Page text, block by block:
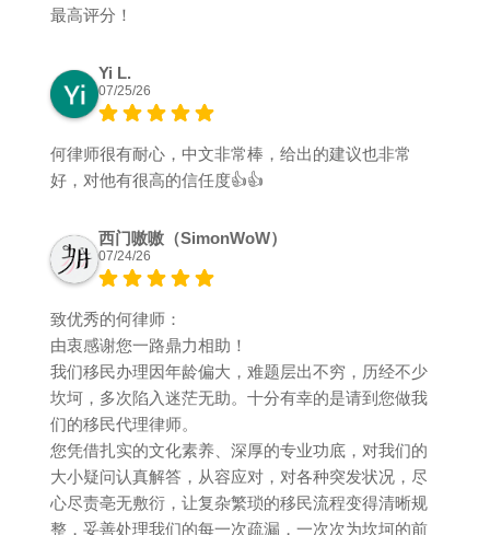
最高评分！
Yi L.
07/25/26
何律师很有耐心，中文非常棒，给出的建议也非常
好，对他有很高的信任度👍👍
西门嗷嗷（SimonWoW）
07/24/26
致优秀的何律师：
由衷感谢您一路鼎力相助！
我们移民办理因年龄偏大，难题层出不穷，历经不少
坎坷，多次陷入迷茫无助。十分有幸的是请到您做我
们的移民代理律师。
您凭借扎实的文化素养、深厚的专业功底，对我们的
大小疑问认真解答，从容应对，对各种突发状况，尽
心尽责亳无敷衍，让复杂繁琐的移民流程变得清晰规
整，妥善处理我们的每一次疏漏，一次次为坎坷的前